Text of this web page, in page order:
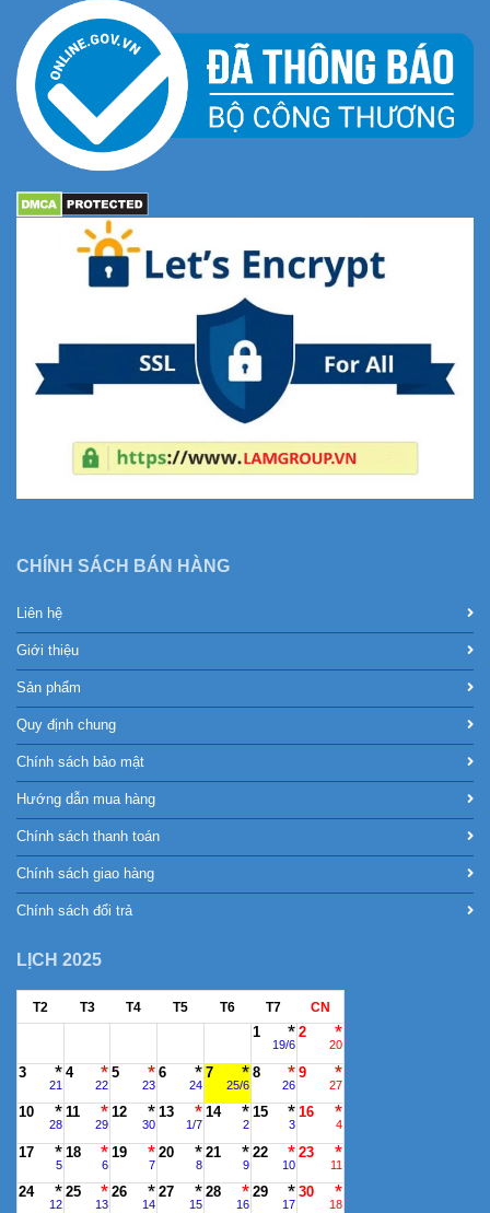
CHÍNH SÁCH BÁN HÀNG
Liên hệ
Giới thiệu
Sản phẩm
Quy định chung
Chính sách bảo mật
Hướng dẫn mua hàng
Chính sách thanh toán
Chính sách giao hàng
Chính sách đổi trả
LỊCH 2025
T2 T3 T4 T5 T6 T7 CN
1
19/6
2
20
3
21
4
22
5
23
6
24
7
25/6
8
26
9
27
10
28
11
29
12
30
13
1/7
14
2
15
3
16
4
17
5
18
6
19
7
20
8
21
9
22
10
23
11
24
12
25
13
26
14
27
15
28
16
29
17
30
18